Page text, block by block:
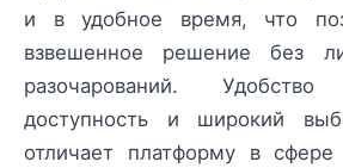
и в удобное время, что
взвешенное решение без
разочарований. Удобство
доступность и широкий
отличает платформу в